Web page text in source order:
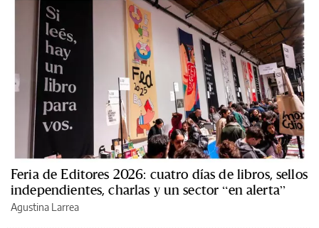
Feria de Editores 2026: cuatro días de libros, sellos
independientes, charlas y un sector “en alerta”
Agustina Larrea